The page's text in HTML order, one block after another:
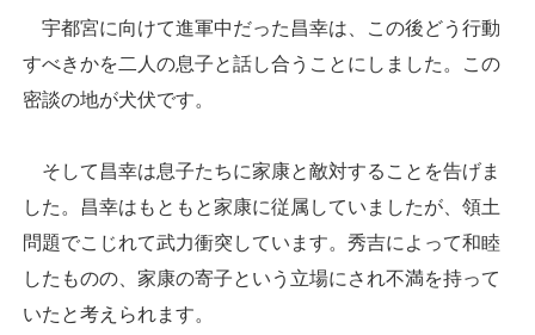
宇都宮に向けて進軍中だった昌幸は、この後どう行動
すべきかを二人の息子と話し合うことにしました。この
密談の地が犬伏です。
そして昌幸は息子たちに家康と敵対することを告げま
した。昌幸はもともと家康に従属していましたが、領土
問題でこじれて武力衝突しています。秀吉によって和睦
したものの、家康の寄子という立場にされ不満を持って
いたと考えられます。